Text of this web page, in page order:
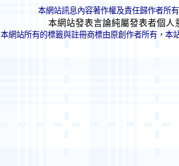
本網站訊息內容著作權及責任歸作者所
本網站發表言論純屬發表者個人
本網站所有的標籤與註冊商標由原創作者所有，本